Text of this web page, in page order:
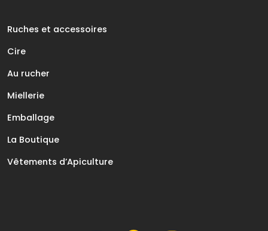
Ruches et accessoires
Cire
Au rucher
Miellerie
Emballage
La Boutique
Vêtements d’Apiculture